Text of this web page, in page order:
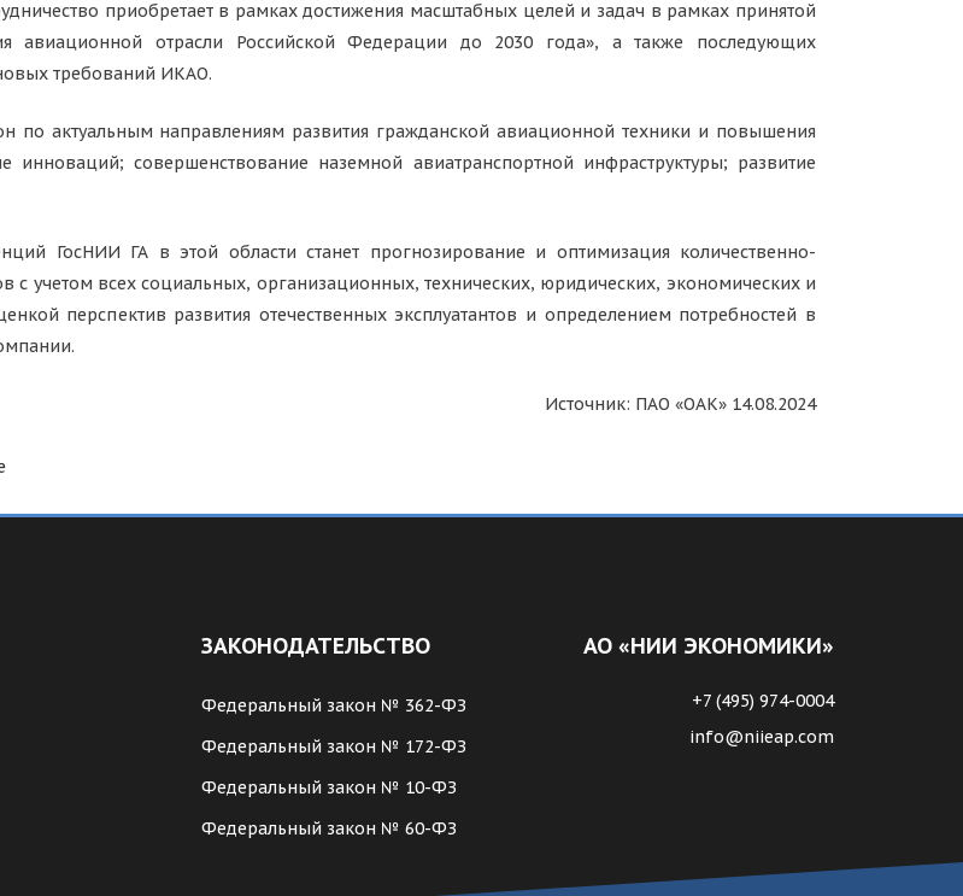
приобретает в рамках достижения масштабных целей и задач в рамках принятой
авиационной отрасли Российской Федерации до 2030 года», а также последующих
требований ИКАО.
по актуальным направлениям развития гражданской авиационной техники и повышения
совершенствование наземной авиатранспортной инфраструктуры; развитие
ГосНИИ ГА в этой области станет прогнозирование и оптимизация количественно-
с учетом всех социальных, организационных, технических, юридических, экономических и
перспектив развития отечественных эксплуатантов и определением потребностей в
Источник: ПАО «ОАК» 14.08.2024
ЗАКОНОДАТЕЛЬСТВО
Федеральный закон № 362-ФЗ
Федеральный закон № 172-ФЗ
Федеральный закон № 10-ФЗ
Федеральный закон № 60-ФЗ
АО «НИИ ЭКОНОМИКИ»
+7 (495) 974-0004
info@niieap.com